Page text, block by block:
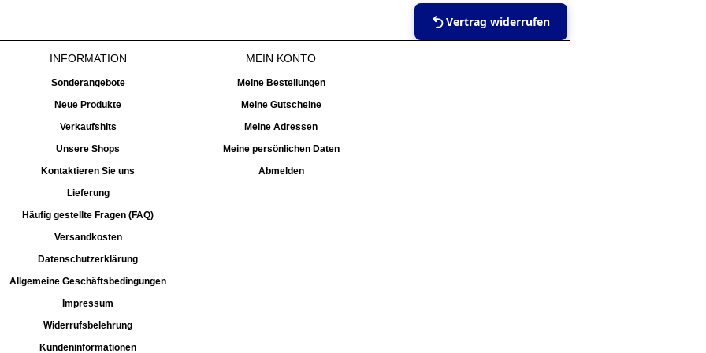
Vertrag widerrufen
INFORMATION
Sonderangebote
Neue Produkte
Verkaufshits
Unsere Shops
Kontaktieren Sie uns
Lieferung
Häufig gestellte Fragen (FAQ)
Versandkosten
Datenschutzerklärung
Allgemeine Geschäftsbedingungen
Impressum
Widerrufsbelehrung
Kundeninformationen
MEIN KONTO
Meine Bestellungen
Meine Gutscheine
Meine Adressen
Meine persönlichen Daten
Abmelden